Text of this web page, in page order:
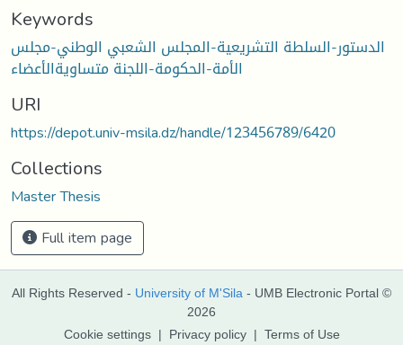
Keywords
الدستور-السلطة التشريعية-المجلس الشعبي الوطني-مجلس
الأمة-الحكومة-اللجنة متساويةالأعضاء
URI
https://depot.univ-msila.dz/handle/123456789/6420
Collections
Master Thesis
Full item page
All Rights Reserved - University of M'Sila - UMB Electronic Portal ©
2026
Cookie settings | Privacy policy | Terms of Use